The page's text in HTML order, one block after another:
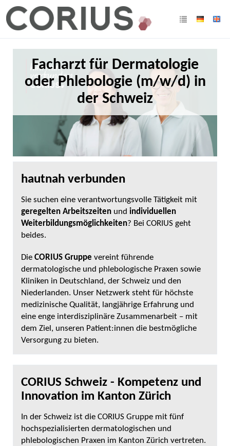
Facharzt für Dermatologie
oder Phlebologie (m/w/d) in
der Schweiz
hautnah verbunden
Sie suchen eine verantwortungsvolle Tätigkeit mit
geregelten Arbeitszeiten und individuellen
Weiterbildungsmöglichkeiten? Bei CORIUS geht
beides.
Die CORIUS Gruppe vereint führende
dermatologische und phlebologische Praxen sowie
Kliniken in Deutschland, der Schweiz und den
Niederlanden. Unser Netzwerk steht für höchste
medizinische Qualität, langjährige Erfahrung und
eine enge interdisziplinäre Zusammenarbeit – mit
dem Ziel, unseren Patient:innen die bestmögliche
Versorgung zu bieten.
CORIUS Schweiz - Kompetenz und
Innovation im Kanton Zürich
In der Schweiz ist die CORIUS Gruppe mit fünf
hochspezialisierten dermatologischen und
phlebologischen Praxen im Kanton Zürich vertreten.